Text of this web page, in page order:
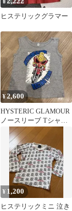
¥
ヒステリックグラマー
¥2,600
HYSTERIC GLAMOUR
ノースリーブ Tシャツ
Mサイズ
¥ 1,200
ヒステリックミニ 泣き